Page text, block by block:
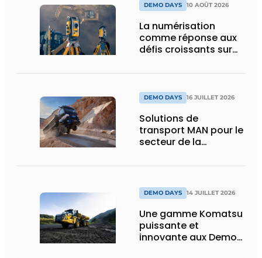
DEMO DAYS 10 AOÛT 2026
La numérisation
comme réponse aux
défis croissants sur
DEMO DAYS 16 JUILLET 2026
Solutions de
transport MAN pour le
secteur de la
DEMO DAYS 14 JUILLET 2026
Une gamme Komatsu
puissante et
innovante aux Demo